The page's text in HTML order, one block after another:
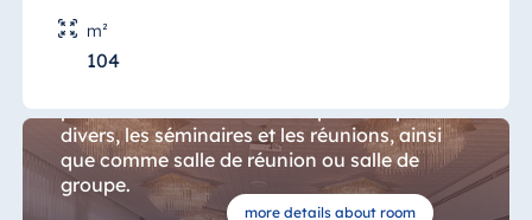
m²
104
more details about room
Salon Braunlage
pour les événements d'entreprise les plus
divers, les séminaires et les réunions, ainsi
que comme salle de réunion ou salle de
groupe.